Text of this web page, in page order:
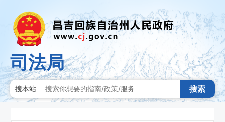
司法局
搜本站 搜索